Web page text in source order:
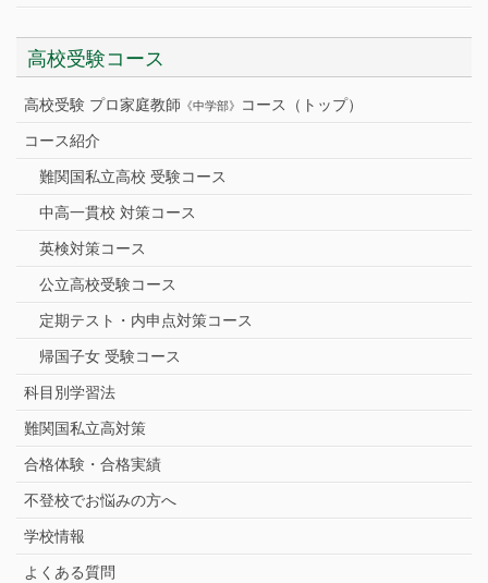
高校受験コース
高校受験 プロ家庭教師 《中学部》 コース（トップ）
コース紹介
難関国私立高校 受験コース
中高一貫校 対策コース
英検対策コース
公立高校受験コース
定期テスト・内申点対策コース
帰国子女 受験コース
科目別学習法
難関国私立高対策
合格体験・合格実績
不登校でお悩みの方へ
学校情報
よくある質問